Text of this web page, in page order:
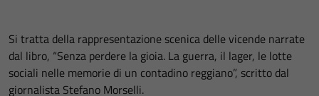
Si tratta della rappresentazione scenica delle vicende narrate
dal libro, “Senza perdere la gioia. La guerra, il lager, le lotte
sociali nelle memorie di un contadino reggiano”, scritto dal
giornalista Stefano Morselli.